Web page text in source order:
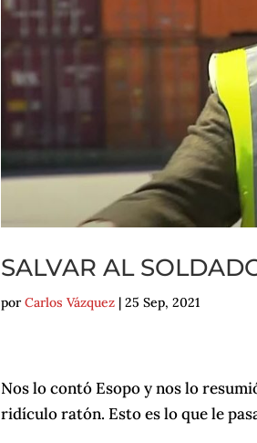
SALVAR AL
porCarlos Vázquez |25 Sep, 2021
Nos lo contó Esopo y nos lo
ridículo ratón. Esto es lo que le